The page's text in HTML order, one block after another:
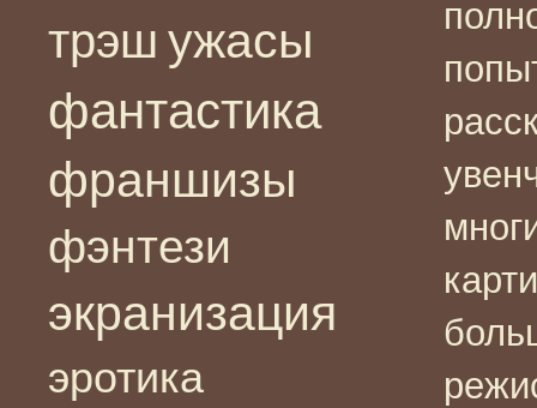
трэш ужасы
фантастика
франшизы
фэнтези
экранизация
эротика